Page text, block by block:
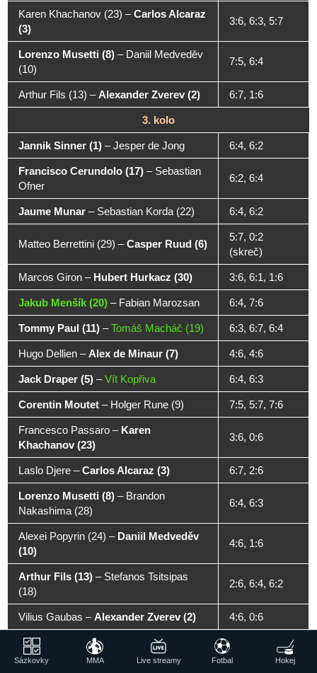
Karen Khachanov (23) –Carlos Alcaraz
(3)
3:6, 6:3, 5:7
Lorenzo Musetti (8) – Daniil Medveděv
(10)
7:5, 6:4
Arthur Fils (13) –Alexander Zverev (2) 6:7, 1:6
3. kolo
Jannik Sinner (1) –Jesper de Jong 6:4, 6:2
Francisco Cerundolo (17) – Sebastian
Ofner
6:2, 6:4
Jaume Munar – Sebastian Korda (22) 6:4, 6:2
Matteo Berrettini (29) –Casper Ruud (6)
5:7, 0:2
(skreč)
Marcos Giron – Hubert Hurkacz (30) 3:6, 6:1, 1:6
Jakub Menšík (20) – Fabian Marozsan 6:4, 7:6
Tommy Paul (11) –Tomáš Macháč (19) 6:3, 6:7, 6:4
Hugo Dellien –Alex de Minaur (7) 4:6, 4:6
Jack Draper (5) –Vít Kopřiva 6:4, 6:3
Corentin Moutet – Holger Rune (9) 7:5, 5:7, 7:6
Francesco Passaro – Karen
Khachanov (23)
3:6, 0:6
Laslo Djere –Carlos Alcaraz (3) 6:7, 2:6
Lorenzo Musetti (8) – Brandon
Nakashima (28)
6:4, 6:3
Alexei Popyrin (24) – Daniil Medveděv
(10)
4:6, 1:6
Arthur Fils (13) – Stefanos Tsitsipas
(18)
2:6, 6:4, 6:2
Vilius Gaubas –Alexander Zverev (2) 4:6, 0:6
2. kolo
Jannik Sinner (1) Mariano Navone
Sázkovky MMA Live streamy Fotbal Hokej